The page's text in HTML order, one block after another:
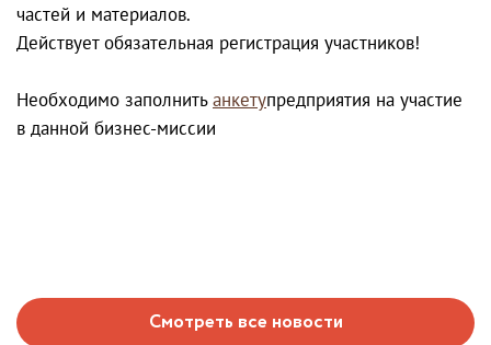
частей и материалов.
Действует обязательная регистрация участников!
Необходимо заполнитьанкетупредприятия на участие
в данной бизнес-миссии
Смотреть все новости